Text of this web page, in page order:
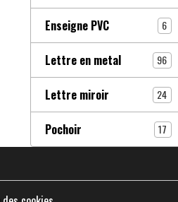
Enseigne PVC 6
Lettre en metal 96
Lettre miroir 24
Pochoir 17